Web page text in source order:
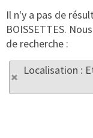
Il n'y a pas de
BOISSETTES.
de recherche :
Localisation :